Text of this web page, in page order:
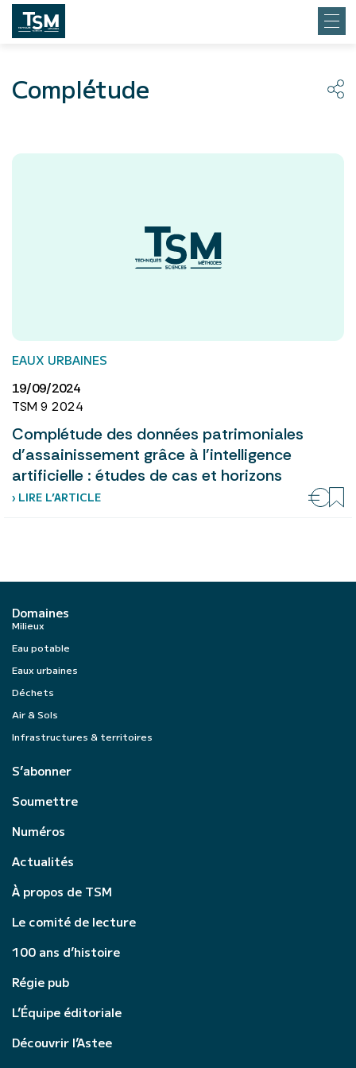
Complétude
EAUX URBAINES
19/09/2024
TSM 9 2024
Complétude des données patrimoniales
d'assainissement grâce à l'intelligence
artificielle : études de cas et horizons
› LIRE L’ARTICLE
Domaines
Milieux
Eau potable
Eaux urbaines
Déchets
Air & Sols
Infrastructures & territoires
S’abonner
Soumettre
Numéros
Actualités
À propos de TSM
Le comité de lecture
100 ans d’histoire
Régie pub
L’Équipe éditoriale
Découvrir l’Astee